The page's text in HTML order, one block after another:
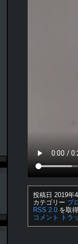
投稿日 2019年
カテゴリー ブ
RSS 2.0 を取
コメント
トラ